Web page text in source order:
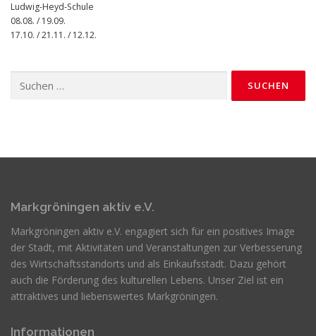
Ludwig-Heyd-Schule
08.08. / 19.09.
17.10. / 21.11. / 12.12.
nach:
Markgröningen aktiv e.V.
Markgröningen aktiv e.V. engagiert sich für ein positives Image
der Stadt, mit Aktivitäten und Veranstaltungen zur Verbesserung
des Wirtschaftsstandorts und als Einkaufsstadt. Dazu gehört
auch die Förderung des kulturellen Lebens. Unser Ziel ist ein
attraktives und liebenswertes Markgröningen.
Informationen